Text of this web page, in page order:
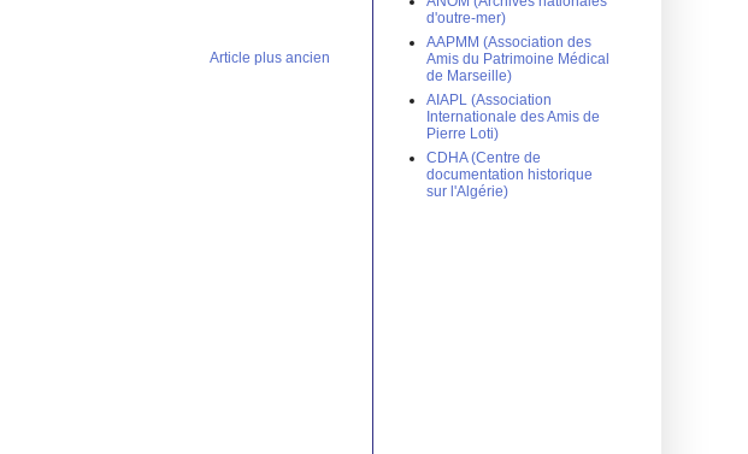
Article plus ancien
d'outre-mer)
AAPMM (Association des
Amis du Patrimoine Médical
de Marseille)
AIAPL (Association
Internationale des Amis de
Pierre Loti)
CDHA (Centre de
documentation historique
sur l'Algérie)